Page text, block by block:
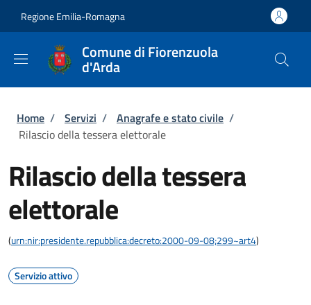
Regione Emilia-Romagna
Comune di Fiorenzuola
d'Arda
Briciole di pane
Home / Servizi / Anagrafe e stato civile /
Rilascio della tessera elettorale
Rilascio della tessera
elettorale
(urn:nir:presidente.repubblica:decreto:2000-09-08;299~art4)
Servizio attivo